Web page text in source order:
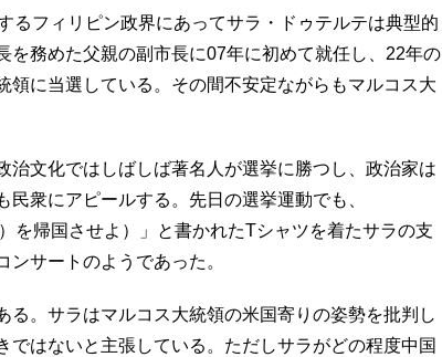
フィリピン政界にあってサラ・ドゥテルテは典型的
を務めた父親の副市長に07年に初めて就任し、22年の
領に当選している。その間不安定ながらもマルコス大
文化ではしばしば著名人が選挙に勝つし、政治家は
衆にアピールする。先日の選挙運動でも、
を帰国させよ）」と書かれたTシャツを着たサラの支
サートのようであった。
。サラはマルコス大統領の米国寄りの姿勢を批判し
ではないと主張している。ただしサラがどの程度中国